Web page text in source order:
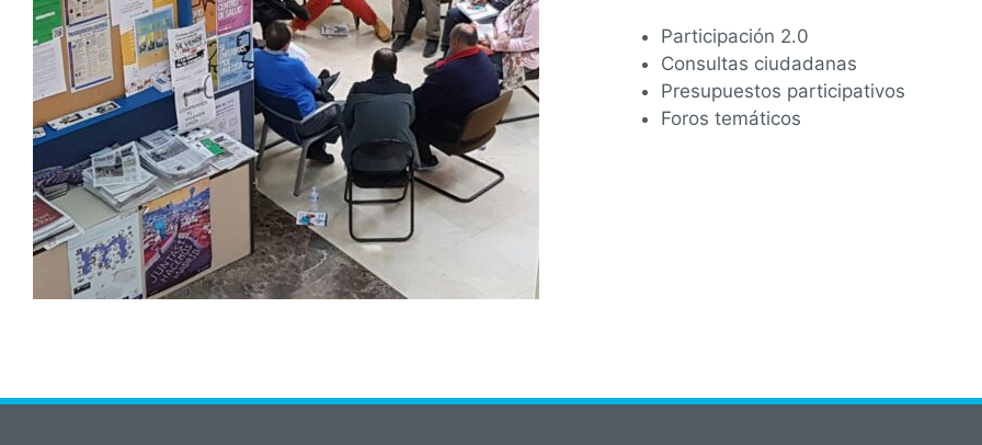
Participación 2.0
Consultas ciudadanas
Presupuestos participativos
Foros temáticos